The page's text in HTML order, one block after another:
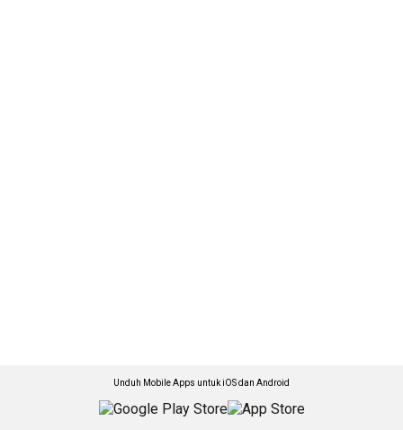
Unduh Mobile Apps untuk iOS dan Android